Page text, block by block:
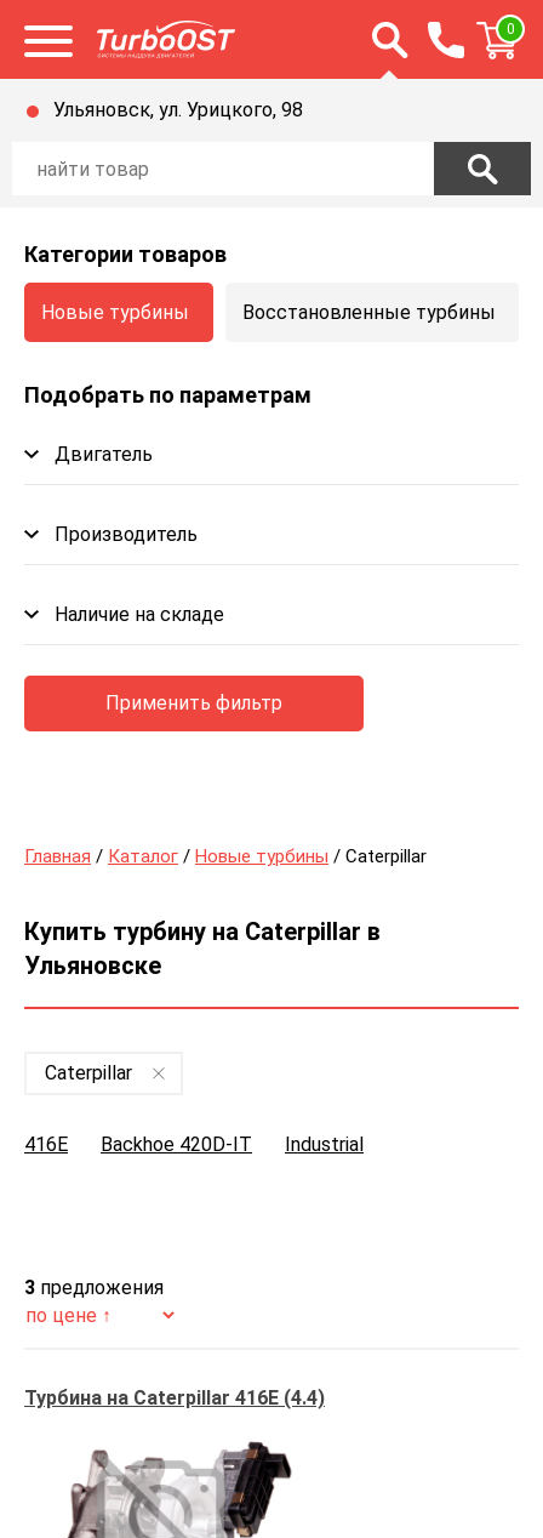
Открыть меню Открыть строку
0
Ульяновск, ул. Урицкого, 98
Категории товаров
Новые турбины Восстановленные турбины
Подобрать по параметрам
Двигатель
Производитель
Наличие на складе
Применить фильтр
Главная / Каталог / Новые турбины / Caterpillar
Купить турбину на Caterpillar в
Ульяновске
Caterpillar
416E Backhoe 420D-IT Industrial
3 предложения
Турбина на Caterpillar 416E (4.4)